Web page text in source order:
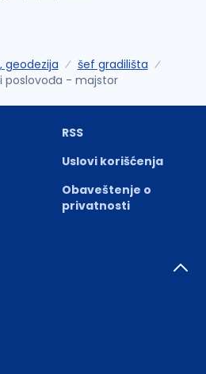
geodezija
šef gradilišta
poslovođa - majstor
RSS
Uslovi korišćenja
Obaveštenje o
privatnosti